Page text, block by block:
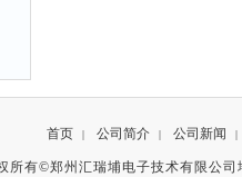
首页 | 公司简介 | 公司新闻 |
所有©郑州汇瑞埔电子技术有限公